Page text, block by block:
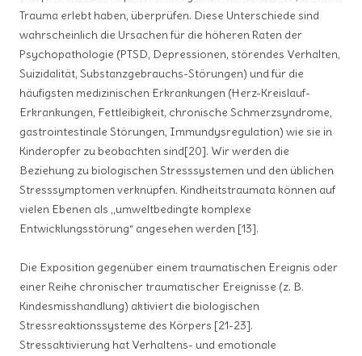
Trauma erlebt haben, überprüfen. Diese Unterschiede sind
wahrscheinlich die Ursachen für die höheren Raten der
Psychopathologie (PTSD, Depressionen, störendes Verhalten,
Suizidalität, Substanzgebrauchs-Störungen) und für die
häufigsten medizinischen Erkrankungen (Herz-Kreislauf-
Erkrankungen, Fettleibigkeit, chronische Schmerzsyndrome,
gastrointestinale Störungen, Immundysregulation) wie sie in
Kinderopfer zu beobachten sind[20]. Wir werden die
Beziehung zu biologischen Stresssystemen und den üblichen
Stresssymptomen verknüpfen. Kindheitstraumata können auf
vielen Ebenen als „umweltbedingte komplexe
Entwicklungsstörung“ angesehen werden [13].
Die Exposition gegenüber einem traumatischen Ereignis oder
einer Reihe chronischer traumatischer Ereignisse (z. B.
Kindesmisshandlung) aktiviert die biologischen
Stressreaktionssysteme des Körpers [21-23].
Stressaktivierung hat Verhaltens- und emotionale